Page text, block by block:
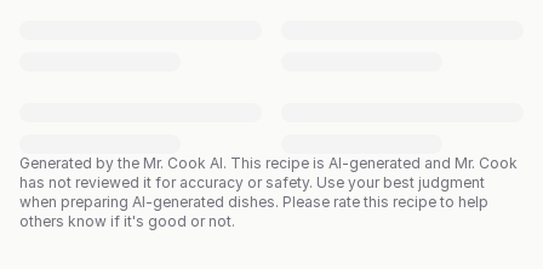
Generated by the Mr. Cook AI. This recipe is AI-generated and Mr. Cook
has not reviewed it for accuracy or safety. Use your best judgment
when preparing AI-generated dishes. Please rate this recipe to help
others know if it's good or not.